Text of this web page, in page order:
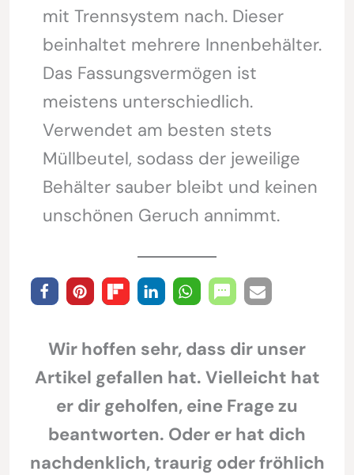
mit Trennsystem nach. Dieser
beinhaltet mehrere Innenbehälter.
Das Fassungsvermögen ist
meistens unterschiedlich.
Verwendet am besten stets
Müllbeutel, sodass der jeweilige
Behälter sauber bleibt und keinen
unschönen Geruch annimmt.
Wir hoffen sehr, dass dir unser
Artikel gefallen hat. Vielleicht hat
er dir geholfen, eine Frage zu
beantworten. Oder er hat dich
nachdenklich, traurig oder fröhlich